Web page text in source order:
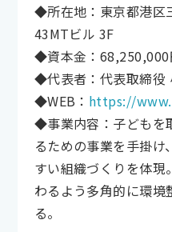
◆所在地：東京都港区
43MTビル 3F
◆資本金：68,250,000
◆代表者：代表取締役
◆WEB： https://
◆事業内容：子どもを
るための事業を手掛け
すい組織づくりを体
わるよう多角的に環
る。